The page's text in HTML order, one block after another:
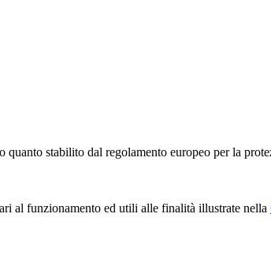
stabilito dal regolamento europeo per la
al funzionamento ed utili alle finalità illustrate nella